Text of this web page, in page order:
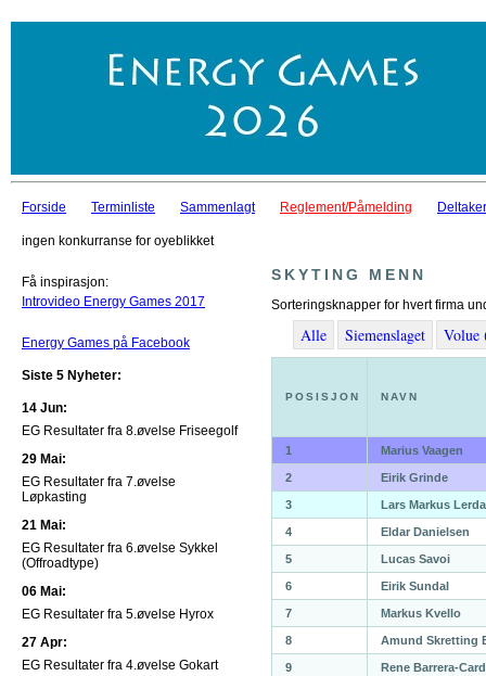
Forside Terminliste Sammenlagt Reglement/Påmelding
ingen konkurranse for oyeblikket
Få inspirasjon:
Introvideo Energy Games 2017
Energy Games på Facebook
Siste 5 Nyheter:
14 Jun:
EG Resultater fra 8.øvelse Friseegolf
29 Mai:
EG Resultater fra 7.øvelse
Løpkasting
21 Mai:
EG Resultater fra 6.øvelse Sykkel
(Offroadtype)
06 Mai:
EG Resultater fra 5.øvelse Hyrox
27 Apr:
EG Resultater fra 4.øvelse Gokart
SKYTING MENN
Sorteringsknapper for hvert firma
Alle Siemenslaget Volue
POSISJON NAVN
1 Marius Vaagen
2 Eirik Grinde
3 Lars Markus
4 Eldar Danielsen
5 Lucas Savoi
6 Eirik Sundal
7 Markus Kvello
8 Amund Skretting
9 Rene Barrera-